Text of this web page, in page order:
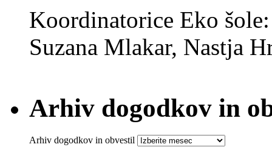
Koordinatorice Eko
Suzana Mlakar, Nastja
Arhiv dogodkov in
Arhiv dogodkov in obvestil